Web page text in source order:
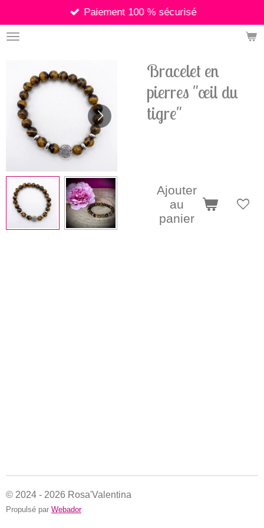
au
contenu
Paiement 100 % sécurisé
Bracelet en
pierres "œil du
tigre"
Ajouter
au
panier
© 2024 - 2026 Rosa'Valentina
Propulsé par Webador